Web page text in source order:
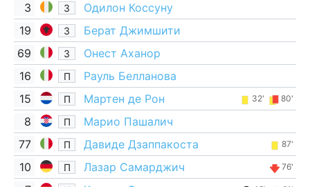
3
З
Одилон Коссуну
19
З
Берат Джимшити
69
З
Онест Аханор
16
П
Рауль Белланова
15
П Мартен де Рон 32' 80'
8 П
Марио Пашалич
77
П Давиде Дзаппакоста 87'
10 П Лазар Самарджич 76'